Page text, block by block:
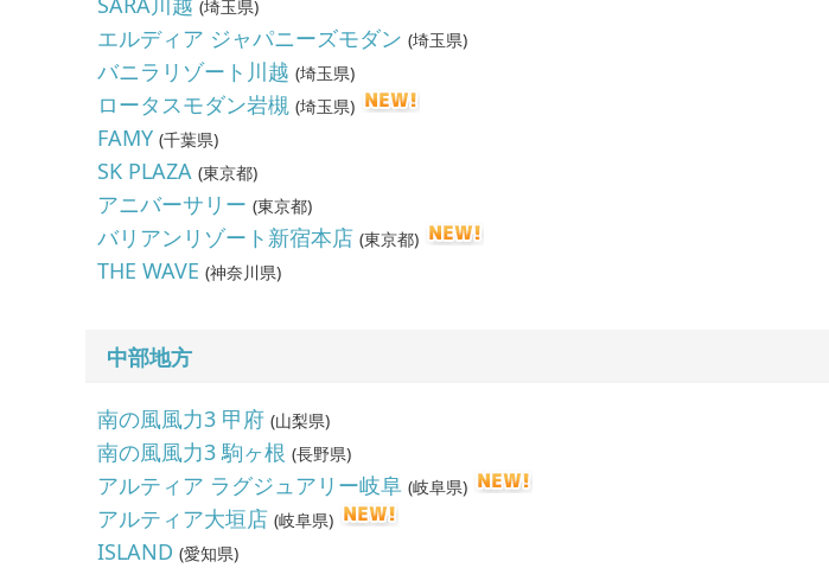
(埼玉県)
エルディア ジャパニーズモダン (埼玉県)
バニラリゾート川越 (埼玉県)
ロータスモダン岩槻 (埼玉県)
FAMY (千葉県)
SK PLAZA (東京都)
アニバーサリー (東京都)
バリアンリゾート新宿本店 (東京都)
THE WAVE (神奈川県)
中部地方
南の風風力3 甲府 (山梨県)
南の風風力3 駒ヶ根 (長野県)
アルティア ラグジュアリー岐阜 (岐阜県)
アルティア大垣店 (岐阜県)
ISLAND (愛知県)